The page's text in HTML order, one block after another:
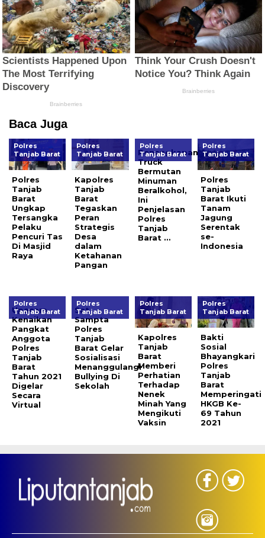
Baca Juga
Polres
Tanjab Barat
Polres
Tanjab
Barat
Ungkap
Tersangka
Pelaku
Pencuri Tas
Di Masjid
Raya
Polres
Tanjab Barat
Kapolres
Tanjab
Barat
Tegaskan
Peran
Strategis
Desa
dalam
Ketahanan
Pangan
Polres
Tanjab Barat
Penangkapan
Truck
Bermutan
Minuman
Beralkohol,
Ini
Penjelasan
Polres
Tanjab
Barat …
Polres
Tanjab Barat
Polres
Tanjab
Barat Ikuti
Tanam
Jagung
Serentak
se-
Indonesia
Polres
Tanjab Barat
Upacara
Kenaikan
Pangkat
Anggota
Polres
Tanjab
Barat
Tahun 2021
Digelar
Secara
Virtual
Polres
Tanjab Barat
Sat
Sampta
Polres
Tanjab
Barat Gelar
Sosialisasi
Menanggulangi
Bullying Di
Sekolah
Polres
Tanjab Barat
Kapolres
Tanjab
Barat
Memberi
Perhatian
Terhadap
Nenek
Minah Yang
Mengikuti
Vaksin
Polres
Tanjab Barat
Bakti
Sosial
Bhayangkari
Polres
Tanjab
Barat
Memperingati
HKGB Ke-
69 Tahun
2021